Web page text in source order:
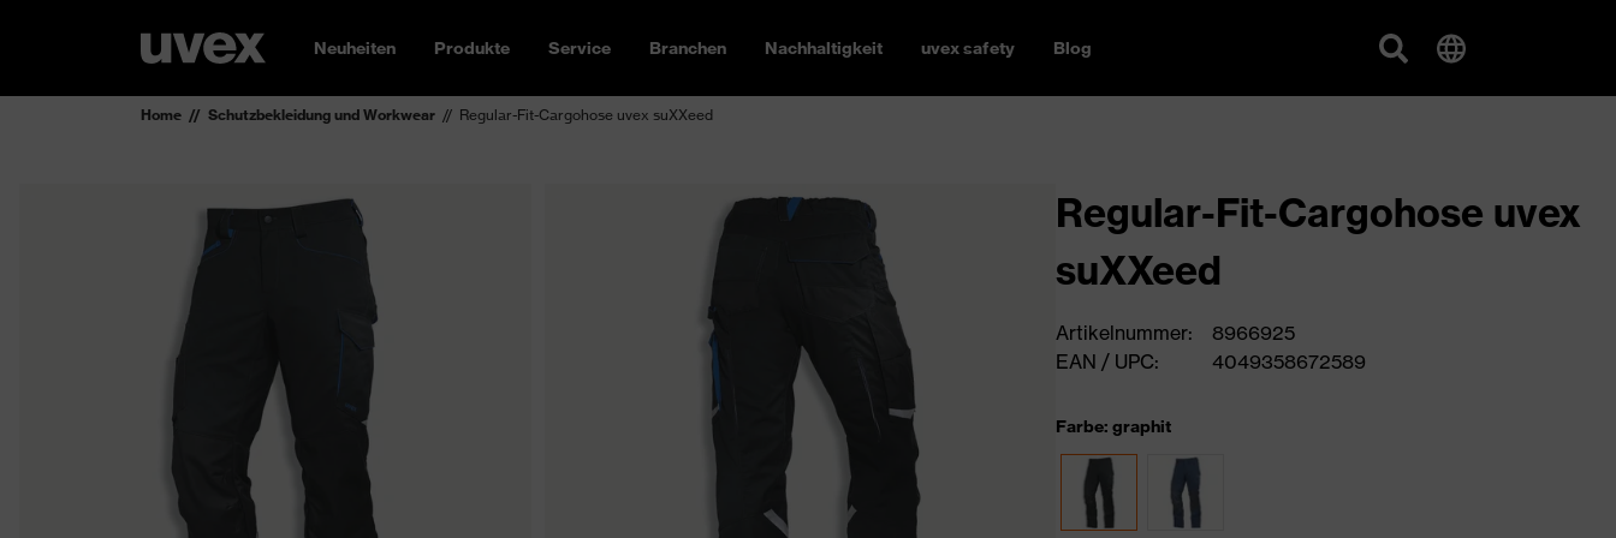
Neuheiten Produkte Service Branchen Nachhaltigkeit uvex safety Blog
Home Schutzbekleidung und Workwear Regular-Fit-Cargohose uvex suXXeed
Regular-Fit-Cargohose uvex
suXXeed
Artikelnummer:
8966925
EAN / UPC:
4049358672589
Farbe: graphit